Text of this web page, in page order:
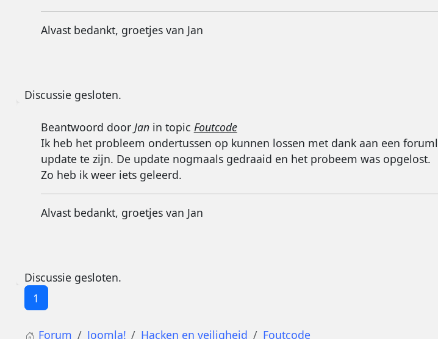
Alvast bedankt, groetjes van Jan
Discussie gesloten.
Beantwoord door Janin topic Foutcode
Ik heb het probleem ondertussen op kunnen lossen met dank aan een
update te zijn. De update nogmaals gedraaid en het probeem was opgelost.
Zo heb ik weer iets geleerd.
Alvast bedankt, groetjes van Jan
Discussie gesloten.
1
Forum Joomla! Hacken en veiligheid Foutcode